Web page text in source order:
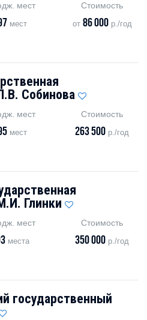
мест
мест
Стоимость
от 86 000р./год
Собинова
мест
мест
Стоимость
263 500 р./год
Глинки
мест
места
Стоимость
350 000 р./год
государственный